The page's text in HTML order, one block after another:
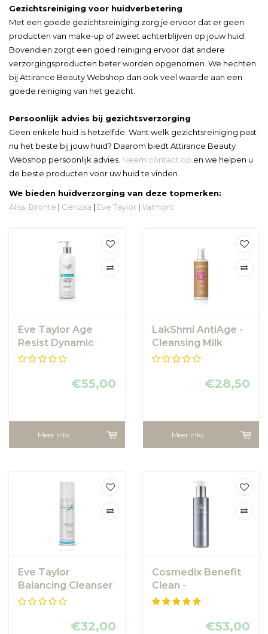
Gezichtsreiniging voor huidverbetering
Met een goede gezichtsreiniging zorg je ervoor dat er geen
producten van make-up of zweet achterblijven op jouw huid.
Bovendien zorgt een goed reiniging ervoor dat andere
verzorgingsproducten beter worden opgenomen. We hechten
bij Attirance Beauty Webshop dan ook veel waarde aan een
goede reiniging van het gezicht.
Persoonlijk advies bij gezichtsverzorging
Geen enkele huid is hetzelfde. Want welk gezichtsreiniging past
nu het beste bij jouw huid? Daarom biedt Attirance Beauty
Webshop persoonlijk advies. Neem contact op en we helpen u
de beste producten voor uw huid te vinden.
We bieden huidverzorging van deze topmerken:
Alissi Brontë | Cenzaa | Eve Taylor | Valmont
Eve Taylor Age
Resist Dynamic
Resurfacing
€55,00
Meer info
LakShmi AntiAge -
Cleansing Milk
Hydra Extreme -
€28,50
Meer info
Eve Taylor
Balancing Cleanser
€32,00
Cosmedix Benefit
Clean -
reinigingsgel
€53,00